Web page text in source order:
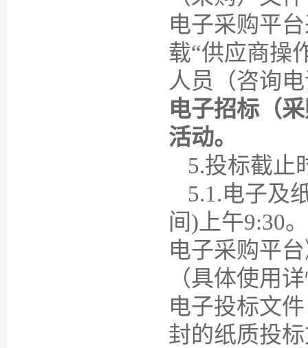
电子采购平
载“供应商操
人员（咨询
电子招标（
活动。
5.投标截止
5.1.电子及
间)上午9:30
电子采购平
（具体使用
电子投标文
封的纸质投